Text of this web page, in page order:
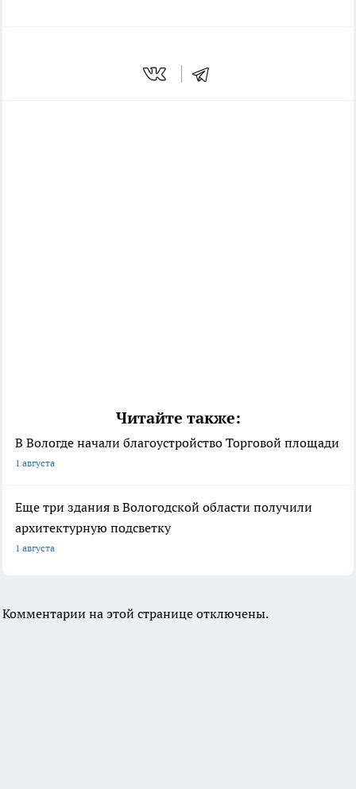
Читайте также:
В Вологде начали благоустройство Торговой площади
1 августа
Еще три здания в Вологодской области получили
архитектурную подсветку
1 августа
Комментарии на этой странице отключены.